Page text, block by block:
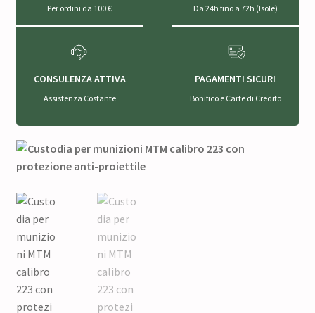
Per ordini da 100 € Da 24h fino a 72h (Isole)
CONSULENZA ATTIVA
Assistenza Costante
PAGAMENTI SICURI
Bonifico e Carte di Credito